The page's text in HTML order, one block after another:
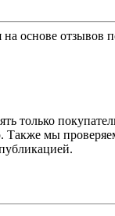
основе отзывов
только
Также мы